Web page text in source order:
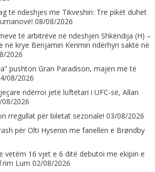
të ndeshjes me Tikveshin: Tre pikët duhet
08/08/2026
të arbitrëve në ndeshjen Shkëndija (H) –
në krye Benjamin Kerimin ndërhyri saktë në
2026
pushton Gran Paradison, majën më të
08/2026
ndërroi jetë luftëtari i UFC-së, Allan
08/2026
rregullat për biletat sezonale! 03/08/2026
për Olti Hysenin me fanellën e Brøndby
vetëm 16 vjet e 6 ditë debutoi me ekipin e
Lum 02/08/2026